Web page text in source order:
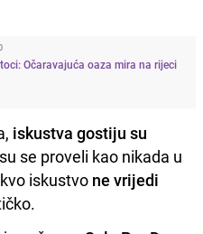
Očaravajuća oaza mira na rijeci
iskustva gostiju su
se proveli kao nikada u
iskustvo ne vrijedi